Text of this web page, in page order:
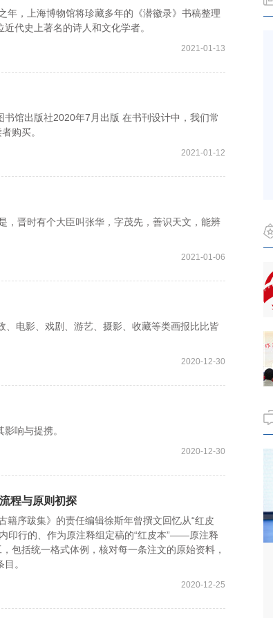
，上海博物馆将珍藏多年的《潜徽录》书稿整理
代史上著名的诗人和文化学者。
2021-01-13
馆出版社2020年7月出版 在书刊设计中，我们常
购买。
2021-01-12
晋时有个大臣叫张华，字茂先，善识天文，能辨
2021-01-06
电影、戏剧、游艺、摄影、收藏等类画报比比皆
2020-12-30
响与提携。
2020-12-30
程与原则初探
序跋集》的责任编辑徐斯年曾撰文回忆从“红皮
印行的、作为原注释组定稿的“红皮本”——原注释
包括统一格式体例，核对每一条注文的原始资料，
。
2020-12-25